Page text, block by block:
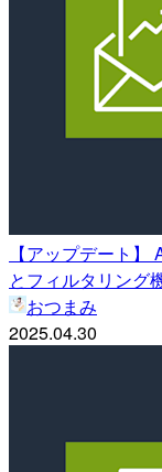
【アップデート
とフィルタリング
おつまみ
2025.04.30